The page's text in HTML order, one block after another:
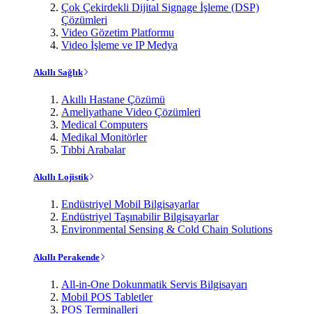
Çok Çekirdekli Dijital Signage İşleme (DSP)
Çözümleri
Video Gözetim Platformu
Video İşleme ve IP Medya
Akıllı Sağlık
Akıllı Hastane Çözümü
Ameliyathane Video Çözümleri
Medical Computers
Medikal Monitörler
Tıbbi Arabalar
Akıllı Lojistik
Endüstriyel Mobil Bilgisayarlar
Endüstriyel Taşınabilir Bilgisayarlar
Environmental Sensing & Cold Chain Solutions
Akıllı Perakende
All-in-One Dokunmatik Servis Bilgisayarı
Mobil POS Tabletler
POS Terminalleri